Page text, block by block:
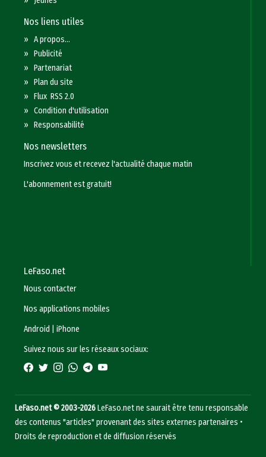
Nos liens utiles
»A propos...
»Publicité
»Partenariat
»Plan du site
»Flux RSS 2.0
»Condition d'utilisation
»Responsabilité
Nos newsletters
Inscrivez vous et recevez l'actualité chaque matin
L'abonnement est gratuit!
LeFaso.net
Nous contacter
Nos applications mobiles
Android
|iPhone
Suivez nous sur les réseaux sociaux:
LeFaso.net © 2003-2026LeFaso.net ne saurait être tenu responsable
des contenus "articles" provenant des sites externes partenaires •
Droits de reproduction et de diffusion réservés